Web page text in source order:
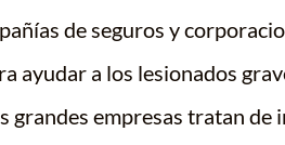
de seguros y
ayudar a los lesionados
grandes empresas tratan de